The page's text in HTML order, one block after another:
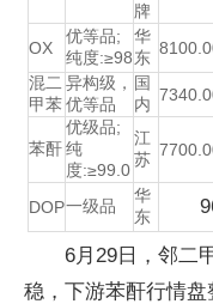
牌
OX
优等品;
纯度:≥98
华
东
混二
甲苯
异构级，
优等品
国
内
苯酐
优级品;
纯
度:≥99.0
江
苏
DOP一级品
华
东
6月29日，邻二
稳，下游苯酐行情